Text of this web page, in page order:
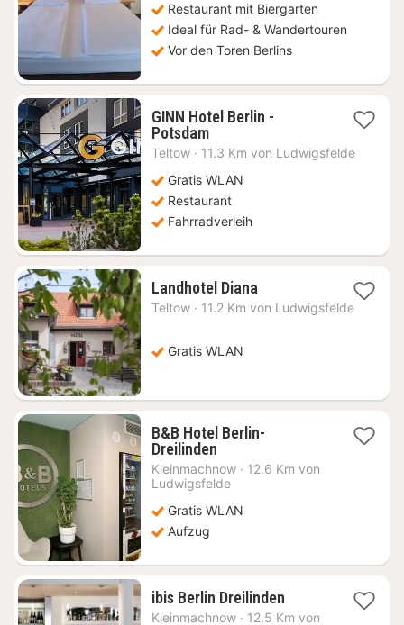
€
Restaurant mit Biergarten
Ideal für Rad- & Wandertouren
Vor den Toren Berlins
GINN Hotel Berlin -
Potsdam1
Nacht
66,45
€
Teltow · 11.3 Km von Ludwigsfelde
Gratis WLAN
Restaurant
Fahrradverleih
Landhotel Diana1
Nacht
Teltow · 11.2 Km von Ludwigsfelde
Gratis WLAN
B&B Hotel Berlin-
Dreilinden1
Nacht
ab
€
Kleinmachnow · 12.6 Km von
Ludwigsfelde
Gratis WLAN
Aufzug
ibis Berlin Dreilinden1
Nacht
Kleinmachnow · 12.5 Km von